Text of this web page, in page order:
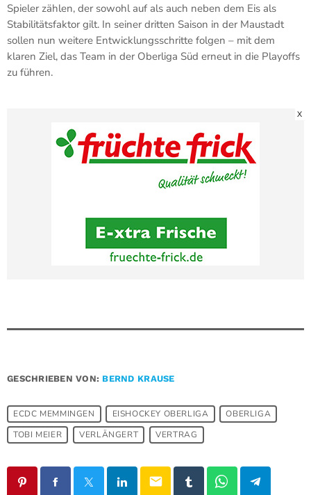
Spieler zählen, der sowohl auf als auch neben dem Eis als
Stabilitätsfaktor gilt. In seiner dritten Saison in der Maustadt
sollen nun weitere Entwicklungsschritte folgen – mit dem
klaren Ziel, das Team in der Oberliga Süd erneut in die Playoffs
zu führen.
X
GESCHRIEBEN VON: BERND KRAUSE
ECDC MEMMINGEN EISHOCKEY OBERLIGA
OBERLIGA
TOBI MEIER
VERLÄNGERT VERTRAG
email